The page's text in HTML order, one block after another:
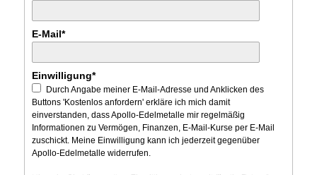
E-Mail*
Einwilligung*
Durch Angabe meiner E-Mail-Adresse und Anklicken des
Buttons 'Kostenlos anfordern' erkläre ich mich damit
einverstanden, dass Apollo-Edelmetalle mir regelmäßig
Informationen zu Vermögen, Finanzen, E-Mail-Kurse per E-Mail
zuschickt. Meine Einwilligung kann ich jederzeit gegenüber
Apollo-Edelmetalle widerrufen.